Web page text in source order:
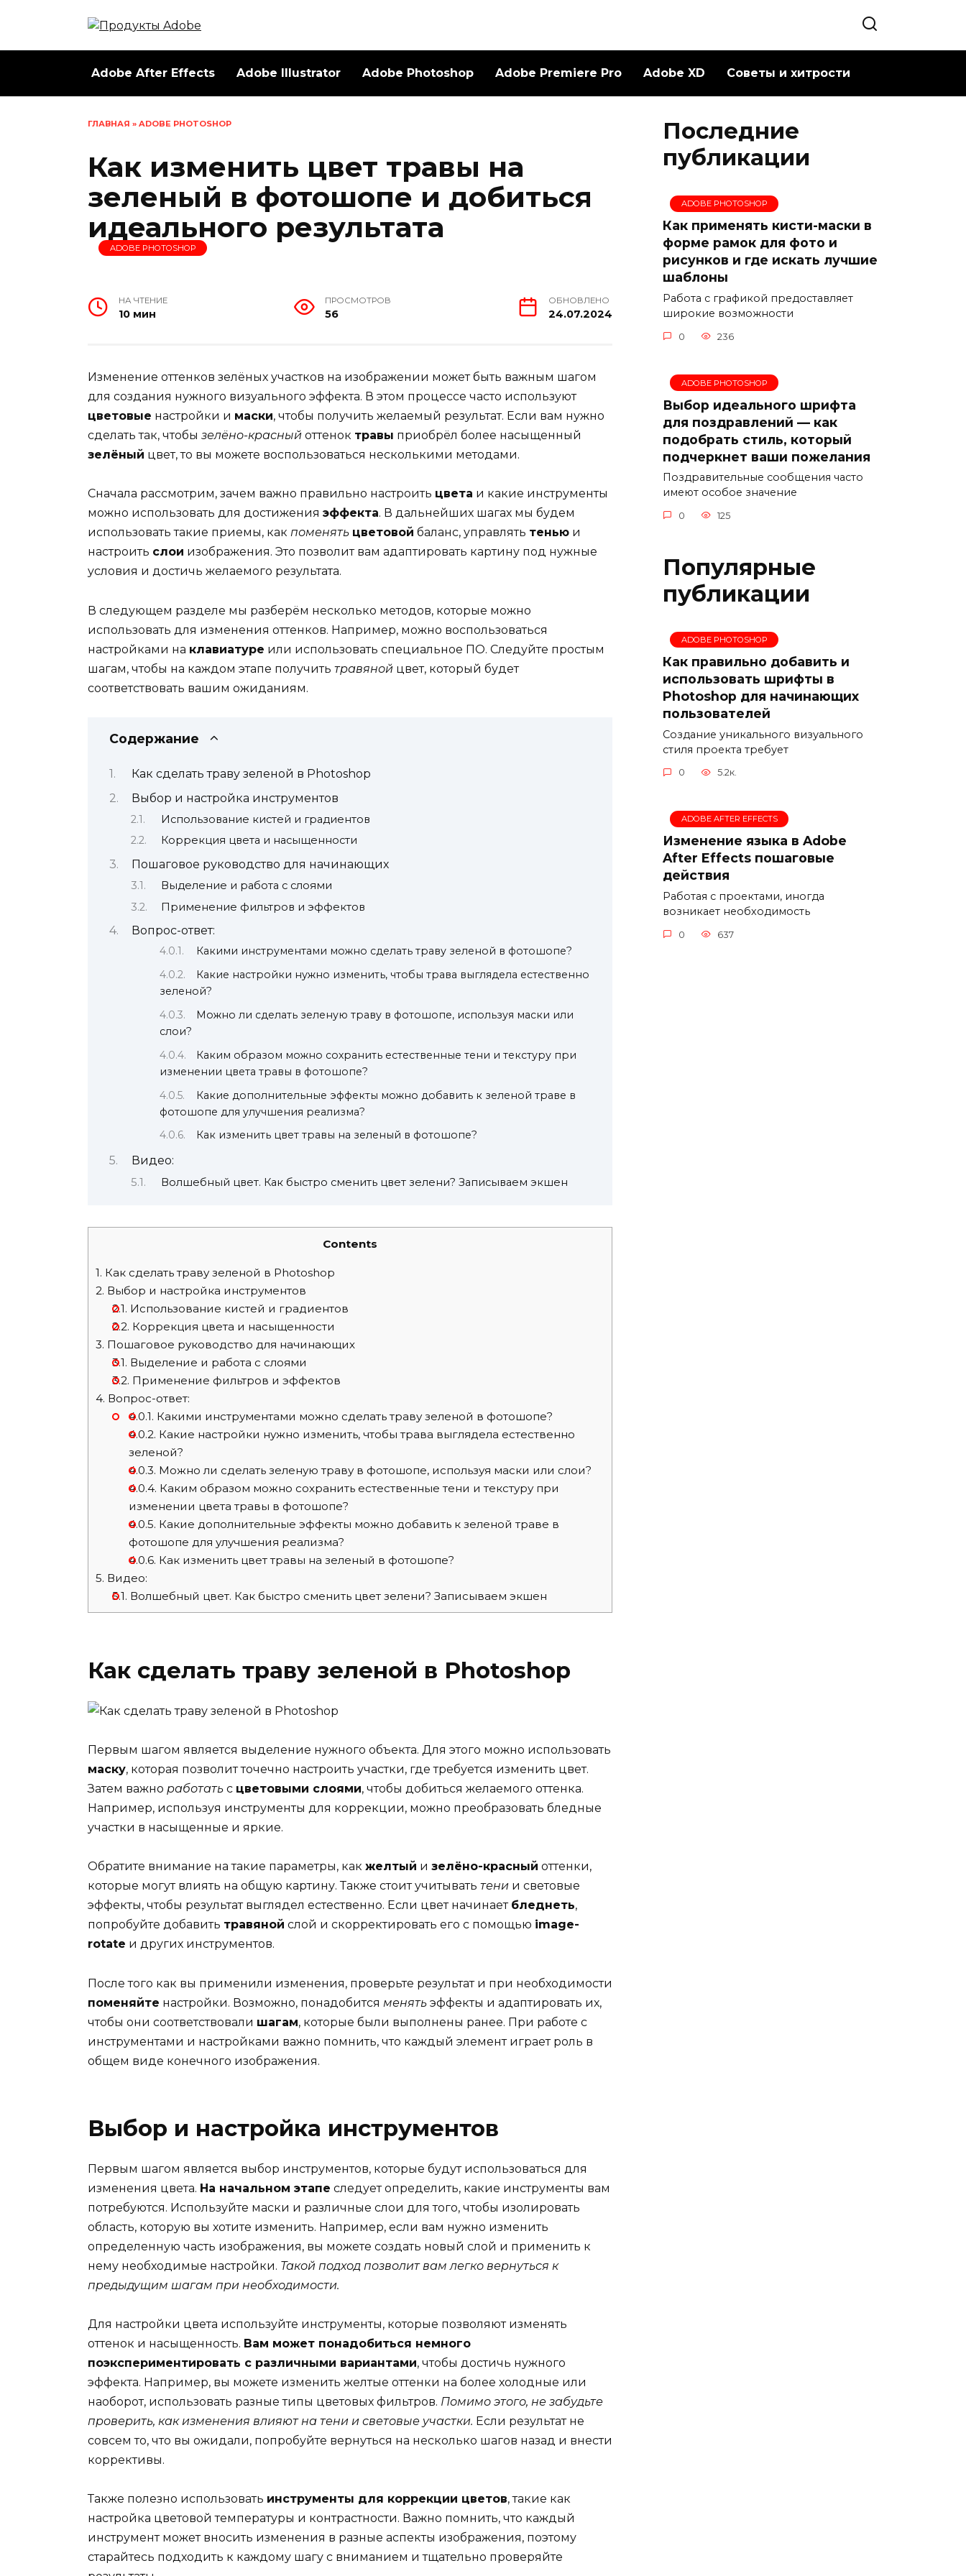
Adobe After Effects Adobe Illustrator Adobe Photoshop Adobe Premiere Pro Adobe XD Советы и хитрости
ГЛАВНАЯ » ADOBE PHOTOSHOP
Как изменить цвет травы на
зеленый в фотошопе и добиться
идеального результата
ADOBE PHOTOSHOP
НА ЧТЕНИЕ
10 мин
ПРОСМОТРОВ
56
ОБНОВЛЕНО
24.07.2024
Изменение оттенков зелёных участков на изображении может быть важным шагом
для создания нужного визуального эффекта. В этом процессе часто используют
цветовые настройки и маски, чтобы получить желаемый результат. Если вам нужно
сделать так, чтобы зелёно-красный оттенок травы приобрёл более насыщенный
зелёный цвет, то вы можете воспользоваться несколькими методами.
Сначала рассмотрим, зачем важно правильно настроить цвета и какие инструменты
можно использовать для достижения эффекта. В дальнейших шагах мы будем
использовать такие приемы, как поменять цветовой баланс, управлять тенью и
настроить слои изображения. Это позволит вам адаптировать картину под нужные
условия и достичь желаемого результата.
В следующем разделе мы разберём несколько методов, которые можно
использовать для изменения оттенков. Например, можно воспользоваться
настройками на клавиатуре или использовать специальное ПО. Следуйте простым
шагам, чтобы на каждом этапе получить травяной цвет, который будет
соответствовать вашим ожиданиям.
Содержание
Как сделать траву зеленой в Photoshop
Выбор и настройка инструментов
Использование кистей и градиентов
Коррекция цвета и насыщенности
Пошаговое руководство для начинающих
Выделение и работа с слоями
Применение фильтров и эффектов
Вопрос-ответ:
Какими инструментами можно сделать траву зеленой в фотошопе?
Какие настройки нужно изменить, чтобы трава выглядела естественно
зеленой?
Можно ли сделать зеленую траву в фотошопе, используя маски или
слои?
Каким образом можно сохранить естественные тени и текстуру при
изменении цвета травы в фотошопе?
Какие дополнительные эффекты можно добавить к зеленой траве в
фотошопе для улучшения реализма?
Как изменить цвет травы на зеленый в фотошопе?
Видео:
Волшебный цвет. Как быстро сменить цвет зелени? Записываем экшен
Contents
1. Как сделать траву зеленой в Photoshop
2. Выбор и настройка инструментов
2.1. Использование кистей и градиентов
2.2. Коррекция цвета и насыщенности
3. Пошаговое руководство для начинающих
3.1. Выделение и работа с слоями
3.2. Применение фильтров и эффектов
4. Вопрос-ответ:
4.0.1. Какими инструментами можно сделать траву зеленой в фотошопе?
4.0.2. Какие настройки нужно изменить, чтобы трава выглядела естественно
зеленой?
4.0.3. Можно ли сделать зеленую траву в фотошопе, используя маски или слои?
4.0.4. Каким образом можно сохранить естественные тени и текстуру при
изменении цвета травы в фотошопе?
4.0.5. Какие дополнительные эффекты можно добавить к зеленой траве в
фотошопе для улучшения реализма?
4.0.6. Как изменить цвет травы на зеленый в фотошопе?
5. Видео:
5.1. Волшебный цвет. Как быстро сменить цвет зелени? Записываем экшен
Как сделать траву зеленой в Photoshop
Первым шагом является выделение нужного объекта. Для этого можно использовать
маску, которая позволит точечно настроить участки, где требуется изменить цвет.
Затем важно работать с цветовыми слоями, чтобы добиться желаемого оттенка.
Например, используя инструменты для коррекции, можно преобразовать бледные
участки в насыщенные и яркие.
Обратите внимание на такие параметры, как желтый и зелёно-красный оттенки,
которые могут влиять на общую картину. Также стоит учитывать тени и световые
эффекты, чтобы результат выглядел естественно. Если цвет начинает бледнеть,
попробуйте добавить травяной слой и скорректировать его с помощью image-
rotate и других инструментов.
После того как вы применили изменения, проверьте результат и при необходимости
поменяйте настройки. Возможно, понадобится менять эффекты и адаптировать их,
чтобы они соответствовали шагам, которые были выполнены ранее. При работе с
инструментами и настройками важно помнить, что каждый элемент играет роль в
общем виде конечного изображения.
Выбор и настройка инструментов
Первым шагом является выбор инструментов, которые будут использоваться для
изменения цвета. На начальном этапе следует определить, какие инструменты вам
потребуются. Используйте маски и различные слои для того, чтобы изолировать
область, которую вы хотите изменить. Например, если вам нужно изменить
определенную часть изображения, вы можете создать новый слой и применить к
нему необходимые настройки. Такой подход позволит вам легко вернуться к
предыдущим шагам при необходимости.
Для настройки цвета используйте инструменты, которые позволяют изменять
оттенок и насыщенность. Вам может понадобиться немного
поэкспериментировать с различными вариантами, чтобы достичь нужного
эффекта. Например, вы можете изменить желтые оттенки на более холодные или
наоборот, использовать разные типы цветовых фильтров. Помимо этого, не забудьте
проверить, как изменения влияют на тени и световые участки. Если результат не
совсем то, что вы ожидали, попробуйте вернуться на несколько шагов назад и внести
коррективы.
Также полезно использовать инструменты для коррекции цветов, такие как
настройка цветовой температуры и контрастности. Важно помнить, что каждый
инструмент может вносить изменения в разные аспекты изображения, поэтому
старайтесь подходить к каждому шагу с вниманием и тщательно проверяйте
Последние
публикации
ADOBE PHOTOSHOP
Как применять кисти-маски в
форме рамок для фото и
рисунков и где искать лучшие
шаблоны
Работа с графикой предоставляет
широкие возможности
0 236
ADOBE PHOTOSHOP
Выбор идеального шрифта
для поздравлений — как
подобрать стиль, который
подчеркнет ваши пожелания
Поздравительные сообщения часто
имеют особое значение
0 125
Популярные
публикации
ADOBE PHOTOSHOP
Как правильно добавить и
использовать шрифты в
Photoshop для начинающих
пользователей
Создание уникального визуального
стиля проекта требует
0 5.2к.
ADOBE AFTER EFFECTS
Изменение языка в Adobe
After Effects пошаговые
действия
Работая с проектами, иногда
возникает необходимость
0 637